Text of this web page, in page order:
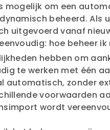
mogelijk om een
beheerd. Als
uitgevoerd vanaf
hoe beheer
hebben om
te werken met één
automatisch, zonder
voorwaarden
wordt